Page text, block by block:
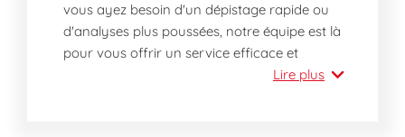
vous ayez besoin d'un dépistage rapide ou
d'analyses plus poussées, notre équipe est là
pour vous offrir un service efficace et
confortable, le tout sans rendez-vous.Lire plus